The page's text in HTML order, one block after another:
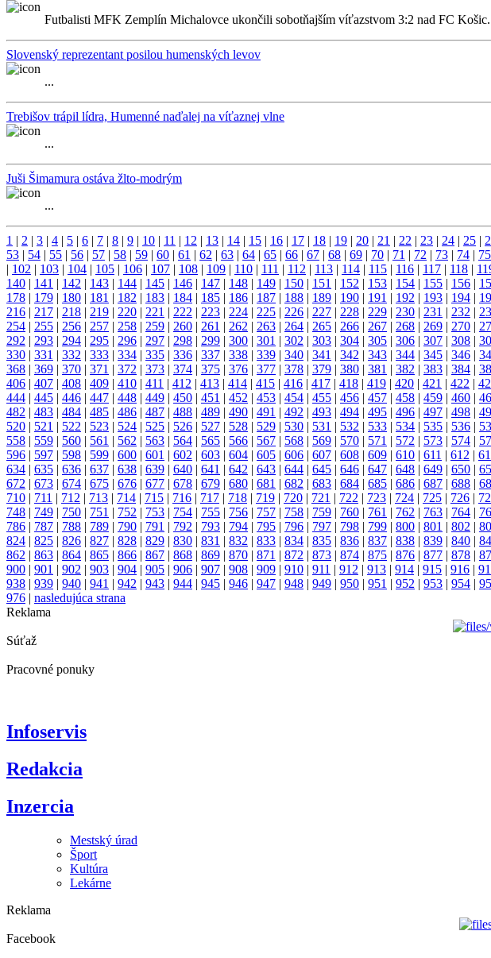
Futbalisti MFK Zemplín Michalovce ukončili sobotňajším víťazstvom 3:2 nad FC
Slovenský reprezentant posilou humenských levov
...
Trebišov trápil lídra, Humenné naďalej na víťaznej vlne
...
Juši Šimamura ostáva žlto-modrým
...
1 | 2 | 3 | 4 | 5 | 6 | 7 | 8 | 9 | 10 | 11 | 12 | 13 | 14 | 15 | 16 | 17 | 18 | 19 | 20 | 21 | 22 | 23 | 24 | 25 |
53 | 54 | 55 | 56 | 57 | 58 | 59 | 60 | 61 | 62 | 63 | 64 | 65 | 66 | 67 | 68 | 69 | 70 | 71 | 72 | 73 | 74 | 75
| 102 | 103 | 104 | 105 | 106 | 107 | 108 | 109 | 110 | 111 | 112 | 113 | 114 | 115 | 116 | 117 | 118 |
140 | 141 | 142 | 143 | 144 | 145 | 146 | 147 | 148 | 149 | 150 | 151 | 152 | 153 | 154 | 155 | 156 |
178 | 179 | 180 | 181 | 182 | 183 | 184 | 185 | 186 | 187 | 188 | 189 | 190 | 191 | 192 | 193 | 194 |
216 | 217 | 218 | 219 | 220 | 221 | 222 | 223 | 224 | 225 | 226 | 227 | 228 | 229 | 230 | 231 | 232 |
254 | 255 | 256 | 257 | 258 | 259 | 260 | 261 | 262 | 263 | 264 | 265 | 266 | 267 | 268 | 269 | 270 |
292 | 293 | 294 | 295 | 296 | 297 | 298 | 299 | 300 | 301 | 302 | 303 | 304 | 305 | 306 | 307 | 308 |
330 | 331 | 332 | 333 | 334 | 335 | 336 | 337 | 338 | 339 | 340 | 341 | 342 | 343 | 344 | 345 | 346 |
368 | 369 | 370 | 371 | 372 | 373 | 374 | 375 | 376 | 377 | 378 | 379 | 380 | 381 | 382 | 383 | 384 |
406 | 407 | 408 | 409 | 410 | 411 | 412 | 413 | 414 | 415 | 416 | 417 | 418 | 419 | 420 | 421 | 422 |
444 | 445 | 446 | 447 | 448 | 449 | 450 | 451 | 452 | 453 | 454 | 455 | 456 | 457 | 458 | 459 | 460 |
482 | 483 | 484 | 485 | 486 | 487 | 488 | 489 | 490 | 491 | 492 | 493 | 494 | 495 | 496 | 497 | 498 |
520 | 521 | 522 | 523 | 524 | 525 | 526 | 527 | 528 | 529 | 530 | 531 | 532 | 533 | 534 | 535 | 536 |
558 | 559 | 560 | 561 | 562 | 563 | 564 | 565 | 566 | 567 | 568 | 569 | 570 | 571 | 572 | 573 | 574 |
596 | 597 | 598 | 599 | 600 | 601 | 602 | 603 | 604 | 605 | 606 | 607 | 608 | 609 | 610 | 611 | 612 |
634 | 635 | 636 | 637 | 638 | 639 | 640 | 641 | 642 | 643 | 644 | 645 | 646 | 647 | 648 | 649 | 650 |
672 | 673 | 674 | 675 | 676 | 677 | 678 | 679 | 680 | 681 | 682 | 683 | 684 | 685 | 686 | 687 | 688 |
710 | 711 | 712 | 713 | 714 | 715 | 716 | 717 | 718 | 719 | 720 | 721 | 722 | 723 | 724 | 725 | 726 |
748 | 749 | 750 | 751 | 752 | 753 | 754 | 755 | 756 | 757 | 758 | 759 | 760 | 761 | 762 | 763 | 764 |
786 | 787 | 788 | 789 | 790 | 791 | 792 | 793 | 794 | 795 | 796 | 797 | 798 | 799 | 800 | 801 | 802 |
824 | 825 | 826 | 827 | 828 | 829 | 830 | 831 | 832 | 833 | 834 | 835 | 836 | 837 | 838 | 839 | 840 |
862 | 863 | 864 | 865 | 866 | 867 | 868 | 869 | 870 | 871 | 872 | 873 | 874 | 875 | 876 | 877 | 878 |
900 | 901 | 902 | 903 | 904 | 905 | 906 | 907 | 908 | 909 | 910 | 911 | 912 | 913 | 914 | 915 | 916 |
938 | 939 | 940 | 941 | 942 | 943 | 944 | 945 | 946 | 947 | 948 | 949 | 950 | 951 | 952 | 953 | 954 |
976 | nasledujúca strana
Reklama
Súťaž
Pracovné ponuky
Infoservis
Redakcia
Inzercia
Mestský úrad
Šport
Kultúra
Lekárne
Reklama
Facebook